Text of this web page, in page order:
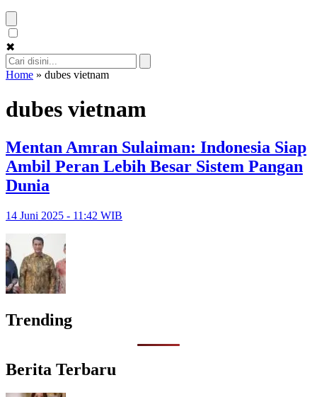
✖
Home » dubes vietnam
dubes vietnam
Mentan Amran Sulaiman: Indonesia Siap
Ambil Peran Lebih Besar Sistem Pangan
Dunia
14 Juni 2025 - 11:42 WIB
Trending
Berita Terbaru